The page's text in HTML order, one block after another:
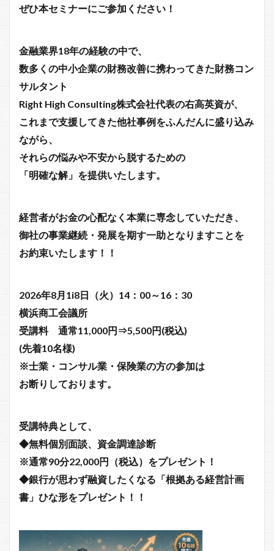
ぜひ本セミナーにご参加ください！
金融業界18年の経験の中で、
数多くの中小企業の財務改善に携わってきた財務コン
サルタント
Right High Consulting株式会社代表の右高英資が、
これまで支援してきた他社事例をふんだんに盛り込み
ながら、
それらの悩みや不安から脱するための
「明確な解」を提供いたします。
経営者がお金の心配なく本業に専念していただき、
御社の事業継続・発展を期す一助となりますことを
お約束いたします！！
2026年8月1i8日（火）14：00～16：30
横浜商工会議所
受講料 通常11,000円⇒5,500円(税込)
(先着10名様)
※⼠業・コンサル業・保険業の⽅の参加は
お断りしております。
受講特典として、
◆無料個別面談、資金調達診断
※通常90分22,000円（税込）をプレゼント！
◆銀行が思わず融資したくなる「根拠ある経営計画
書」ひな形をプレゼント！！